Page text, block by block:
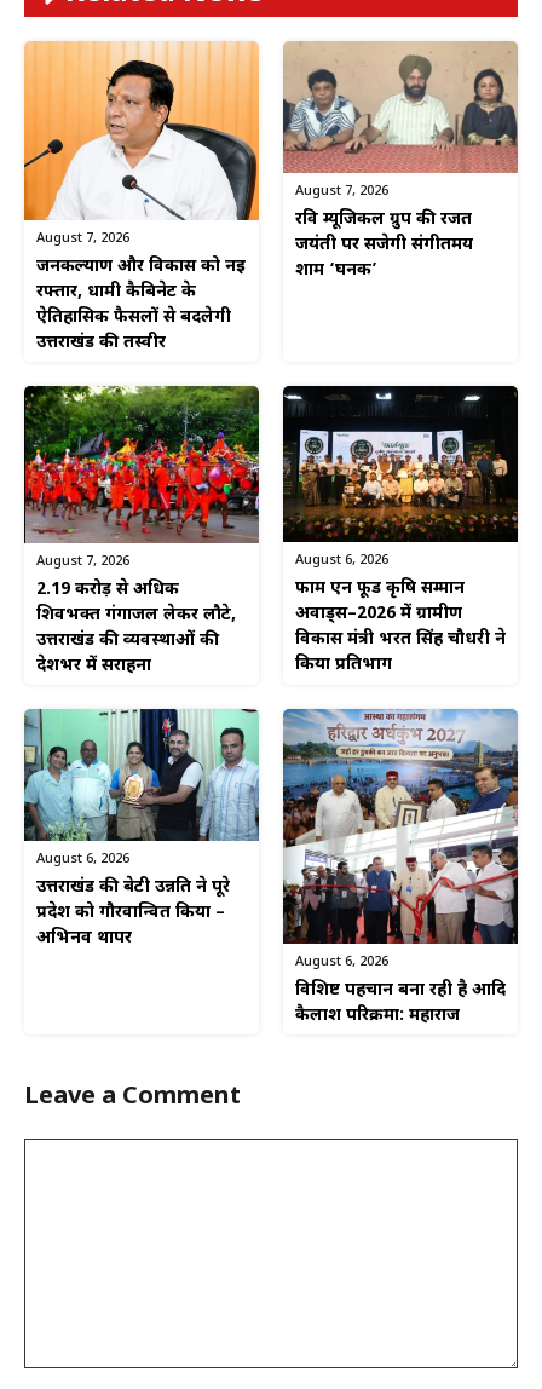
August 7, 2026
जनकल्याण और विकास को नई
रफ्तार, धामी कैबिनेट के
ऐतिहासिक फैसलों से बदलेगी
उत्तराखंड की तस्वीर
August 7, 2026
रवि म्यूजिकल ग्रुप की रजत
जयंती पर सजेगी संगीतमय
शाम ‘घनक’
August 7, 2026
2.19 करोड़ से अधिक
शिवभक्त गंगाजल लेकर लौटे,
उत्तराखंड की व्यवस्थाओं की
देशभर में सराहना
August 6, 2026
फार्म एन फूड कृषि सम्मान
अवार्ड्स–2026 में ग्रामीण
विकास मंत्री भरत सिंह चौधरी ने
किया प्रतिभाग
August 6, 2026
उत्तराखंड की बेटी उन्नति ने पूरे
प्रदेश को गौरवान्वित किया –
अभिनव थापर
August 6, 2026
विशिष्ट पहचान बना रही है आदि
कैलाश परिक्रमा: महाराज
Leave a Comment